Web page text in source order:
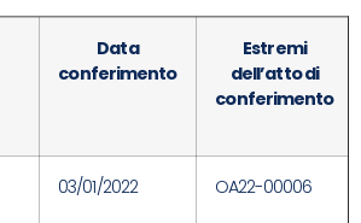
Data
conferimento
Estremi
dell’atto di
conferimento
03/01/2022 OA22-00006